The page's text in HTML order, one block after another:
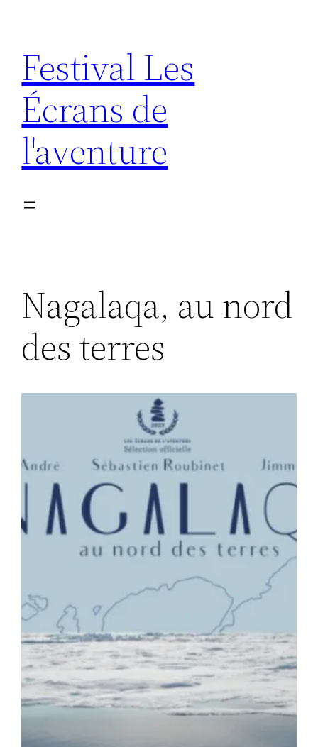
contenu
Festival Les
Écrans de
l'aventure
Nagalaqa, au nord
des terres